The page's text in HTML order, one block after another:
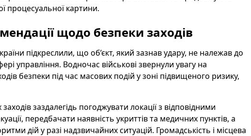
процесуальної картини.
щодо безпеки заходів
підкреслили, що об’єкт, який зазнав удару, не належав до
управління. Водночас військові звернули увагу на
безпеки під час масових подій у зоні підвищеного ризику,
заздалегідь погоджувати локації з відповідними
передбачати наявність укриттів та медичних пунктів, а
дій у разі надзвичайних ситуацій. Громадськість і місцева